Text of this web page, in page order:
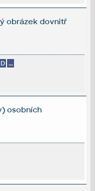
obrázek dovnitř
...
osobních